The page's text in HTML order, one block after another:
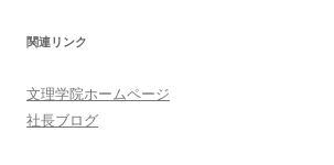
関連リンク
文理学院ホームページ
社長ブログ